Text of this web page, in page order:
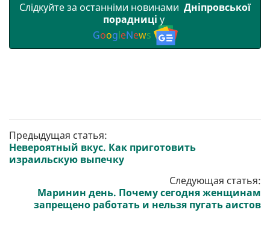
Слідкуйте за останніми новинами Дніпровської
порадниці у
GoogleNews
Предыдущая статья:
Невероятный вкус. Как приготовить
израильскую выпечку
Следующая статья:
Маринин день. Почему сегодня женщинам
запрещено работать и нельзя пугать аистов